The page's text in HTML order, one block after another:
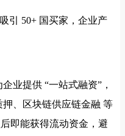
引 50+ 国买家，企业产
企业提供 “一站式融资”，
、区块链供应链金融 等
即能获得流动资金，避